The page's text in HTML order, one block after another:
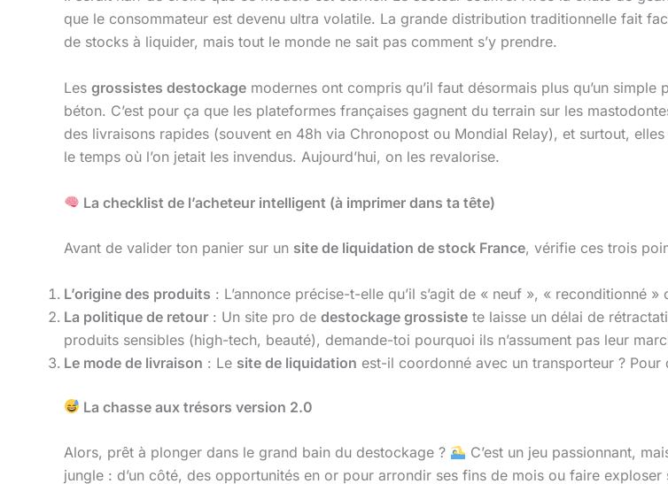
que le consommateur est devenu ultra volatile. La grande distribution traditionnelle fait
de stocks à liquider, mais tout le monde ne sait pas comment s’y prendre.
Les grossistes destockage modernes ont compris qu’il faut désormais plus qu’un
béton. C’est pour ça que les plateformes françaises gagnent du terrain sur les
des livraisons rapides (souvent en 48h via Chronopost ou Mondial Relay), et surtout, elles
le temps où l’on jetait les invendus. Aujourd’hui, on les revalorise.
La checklist de l’acheteur intelligent (à imprimer dans ta tête)
Avant de valider ton panier sur un site de liquidation de stock France, vérifie ces trois
L’origine des produits : L’annonce précise-t-elle qu’il s’agit de « neuf », « reconditionné »
La politique de retour : Un site pro de destockage grossiste te laisse un délai de
produits sensibles (high-tech, beauté), demande-toi pourquoi ils n’assument pas leur
Le mode de livraison : Le site de liquidation est-il coordonné avec un transporteur ?
La chasse aux trésors version 2.0
Alors, prêt à plonger dans le grand bain du destockage ?
C’est un jeu passionnant,
jungle : d’un côté, des opportunités en or pour arrondir ses fins de mois ou faire